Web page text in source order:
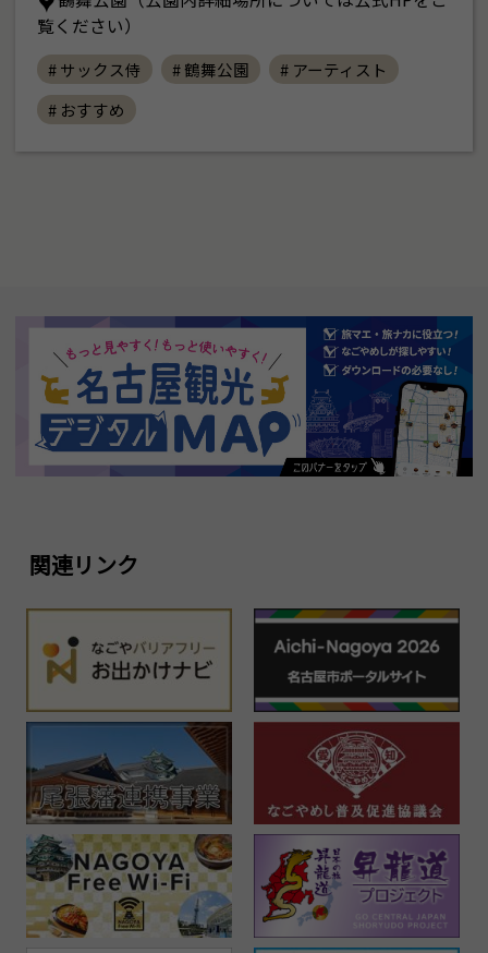
覧ください）
# サックス侍 # 鶴舞公園
# アーティスト
# おすすめ
関連リンク